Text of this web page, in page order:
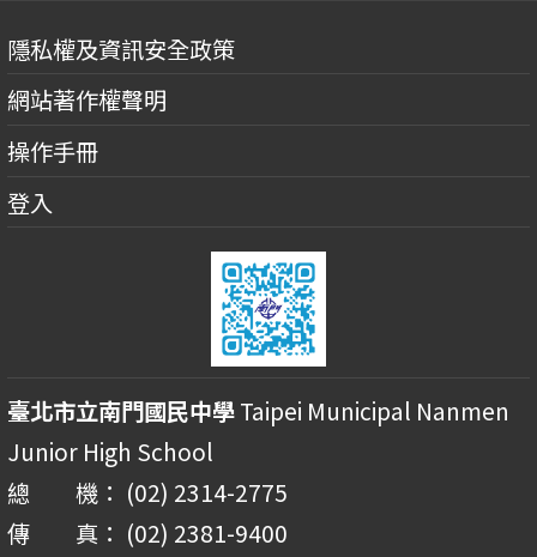
隱私權及資訊安全政策
網站著作權聲明
操作手冊
登入
臺北市立南門國民中學Taipei Municipal Nanmen
Junior High School
總 機： (02) 2314-2775
傳 真： (02) 2381-9400